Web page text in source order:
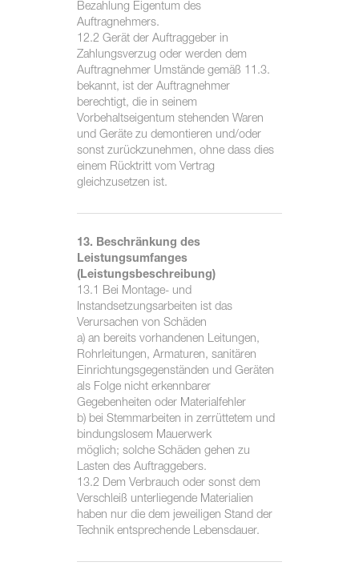
Bezahlung Eigentum des
Auftragnehmers.
12.2 Gerät der Auftraggeber in
Zahlungsverzug oder werden dem
Auftragnehmer Umstände gemäß 11.3.
bekannt, ist der Auftragnehmer
berechtigt, die in seinem
Vorbehaltseigentum stehenden Waren
und Geräte zu demontieren und/oder
sonst zurückzunehmen, ohne dass dies
einem Rücktritt vom Vertrag
gleichzusetzen ist.
13. Beschränkung des
Leistungsumfanges
(Leistungsbeschreibung)
13.1 Bei Montage- und
Instandsetzungsarbeiten ist das
Verursachen von Schäden
a) an bereits vorhandenen Leitungen,
Rohrleitungen, Armaturen, sanitären
Einrichtungsgegenständen und Geräten
als Folge nicht erkennbarer
Gegebenheiten oder Materialfehler
b) bei Stemmarbeiten in zerrüttetem und
bindungslosem Mauerwerk
möglich; solche Schäden gehen zu
Lasten des Auftraggebers.
13.2 Dem Verbrauch oder sonst dem
Verschleiß unterliegende Materialien
haben nur die dem jeweiligen Stand der
Technik entsprechende Lebensdauer.